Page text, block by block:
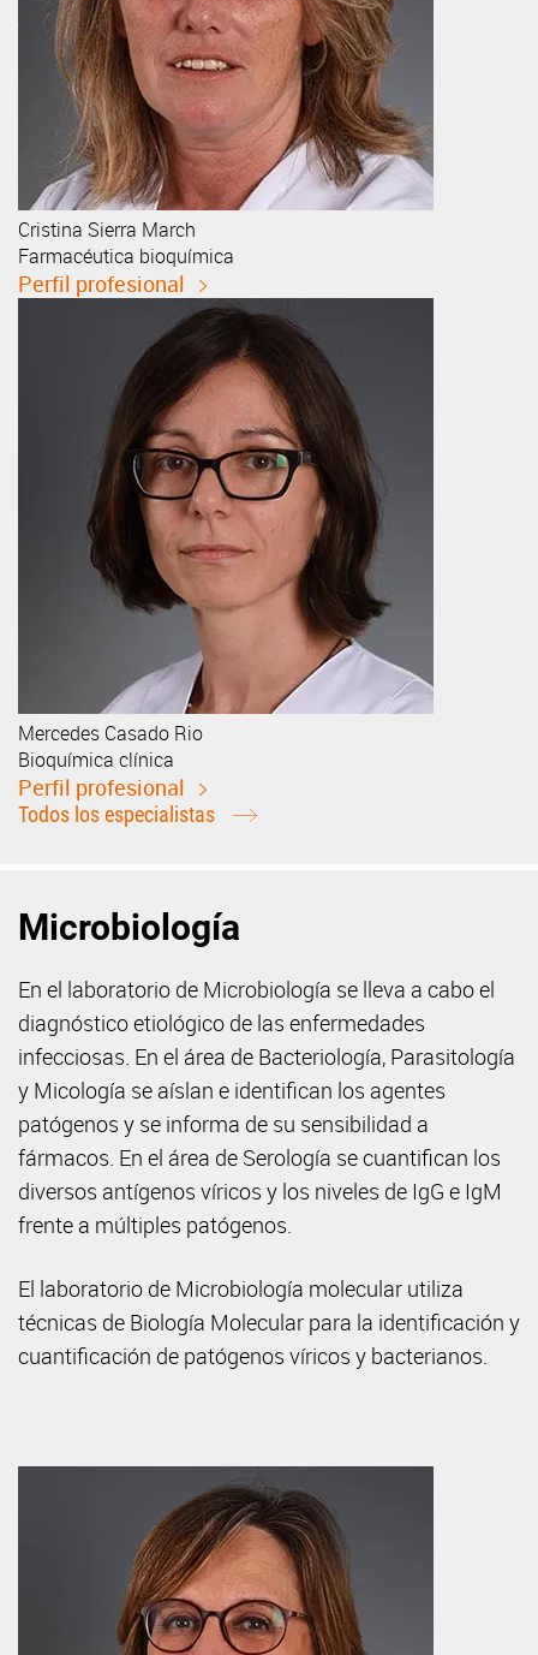
Cristina Sierra March
Farmacéutica bioquímica
Perfil profesional
Mercedes Casado Rio
Bioquímica clínica
Perfil profesional
Todos los especialistas
Microbiología
En el laboratorio de Microbiología se lleva a cabo el
diagnóstico etiológico de las enfermedades
infecciosas. En el área de Bacteriología, Parasitología
y Micología se aíslan e identifican los agentes
patógenos y se informa de su sensibilidad a
fármacos. En el área de Serología se cuantifican los
diversos antígenos víricos y los niveles de IgG e IgM
frente a múltiples patógenos.
El laboratorio de Microbiología molecular utiliza
técnicas de Biología Molecular para la identificación y
cuantificación de patógenos víricos y bacterianos.